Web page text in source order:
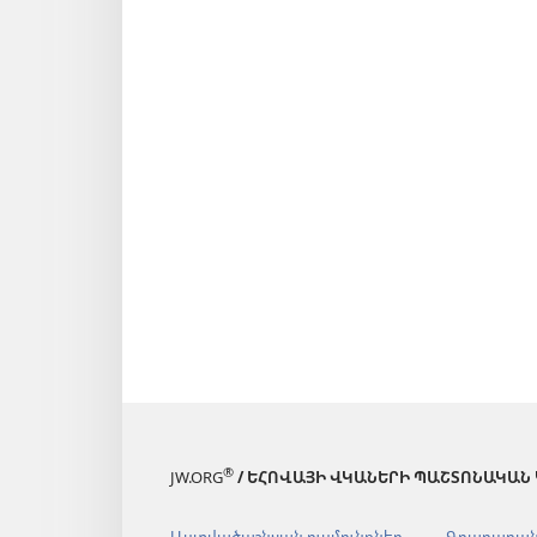
JW.ORG® / ԵՀՈՎԱՅԻ ՎԿԱՆԵՐԻ ՊԱՇՏՈՆԱԿԱՆ